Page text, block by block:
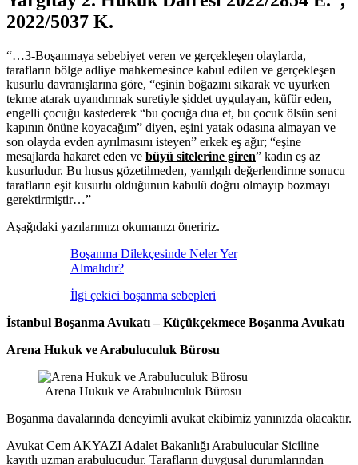
2022/5037 K.
“…3-Boşanmaya sebebiyet veren ve gerçekleşen olaylarda,
tarafların bölge adliye mahkemesince kabul edilen ve gerçekleşen
kusurlu davranışlarına göre, “eşinin boğazını sıkarak ve uyurken
tekme atarak uyandırmak suretiyle şiddet uygulayan, küfür eden,
engelli çocuğu kastederek “bu çocuğa dua et, bu çocuk ölsün seni
kapının önüne koyacağım” diyen, eşini yatak odasına almayan ve
son olayda evden ayrılmasını isteyen” erkek eş ağır; “eşine
mesajlarda hakaret eden ve büyü sitelerine giren” kadın eş az
kusurludur. Bu husus gözetilmeden, yanılgılı değerlendirme sonucu
tarafların eşit kusurlu olduğunun kabulü doğru olmayıp bozmayı
gerektirmiştir…”
Aşağıdaki yazılarımızı okumanızı öneririz.
Boşanma Dilekçesinde Neler Yer
Almalıdır?
İlgi çekici boşanma sebepleri
İstanbul Boşanma Avukatı – Küçükçekmece Boşanma Avukatı
Arena Hukuk ve Arabuluculuk Bürosu
Arena Hukuk ve Arabuluculuk Bürosu
Boşanma davalarında deneyimli avukat ekibimiz yanınızda olacaktır.
Avukat Cem AKYAZI Adalet Bakanlığı Arabulucular Siciline
kayıtlı uzman arabulucudur. Tarafların duygusal durumlarından